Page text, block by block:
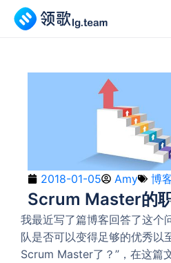
2018-01-05 Amy 博
Scrum Master的
我最近写了篇博客回答了这个
队是否可以变得足够的优秀以
Scrum Master了？”，在这篇